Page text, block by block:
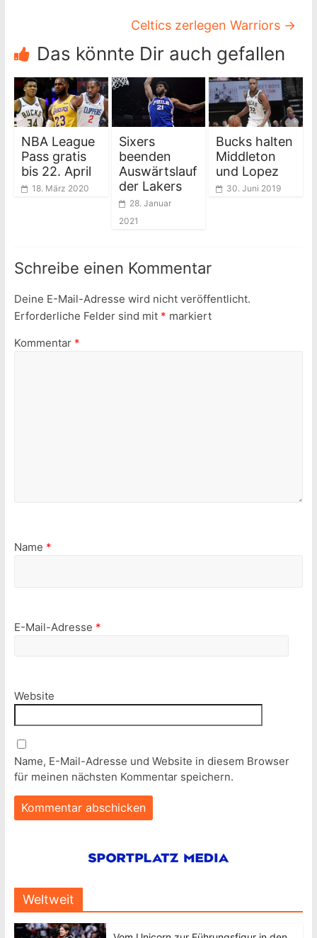
Celtics zerlegen Warriors →
Das könnte Dir auch gefallen
NBA League
Pass gratis
bis 22. April
18. März 2020
Sixers
beenden
Auswärtslauf
der Lakers
28. Januar
2021
Bucks halten
Middleton
und Lopez
30. Juni 2019
Schreibe einen Kommentar
Deine E-Mail-Adresse wird nicht veröffentlicht.
Erforderliche Felder sind mit * markiert
Kommentar *
Name *
E-Mail-Adresse *
Website
Name, E-Mail-Adresse und Website in diesem Browser
für meinen nächsten Kommentar speichern.
Weltweit